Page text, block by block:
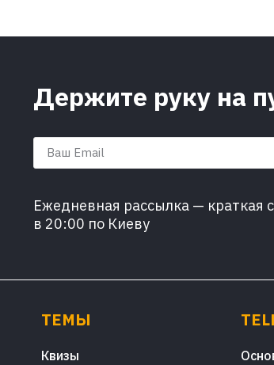
Держите руку на
Ежедневная рассылка — краткая
в 20:00 по Киеву
ТЕМЫ
Квизы